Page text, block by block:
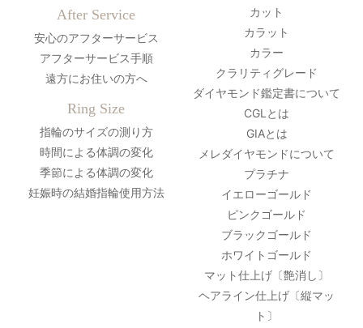
After Service
安心のアフターサービス
アフターサービス手順
遠方にお住いの方へ
Ring Size
指輪のサイズの測り方
時間による体調の変化
季節による体調の変化
妊娠時の結婚指輪使用方法
カット
カラット
カラー
クラリティグレード
ダイヤモンド鑑定書について
CGLとは
GIAとは
メレダイヤモンドについて
プラチナ
イエローゴールド
ピンクゴールド
ブラックゴールド
ホワイトゴールド
マット仕上げ〔艶消し〕
ヘアライン仕上げ〔縦マッ
ト〕